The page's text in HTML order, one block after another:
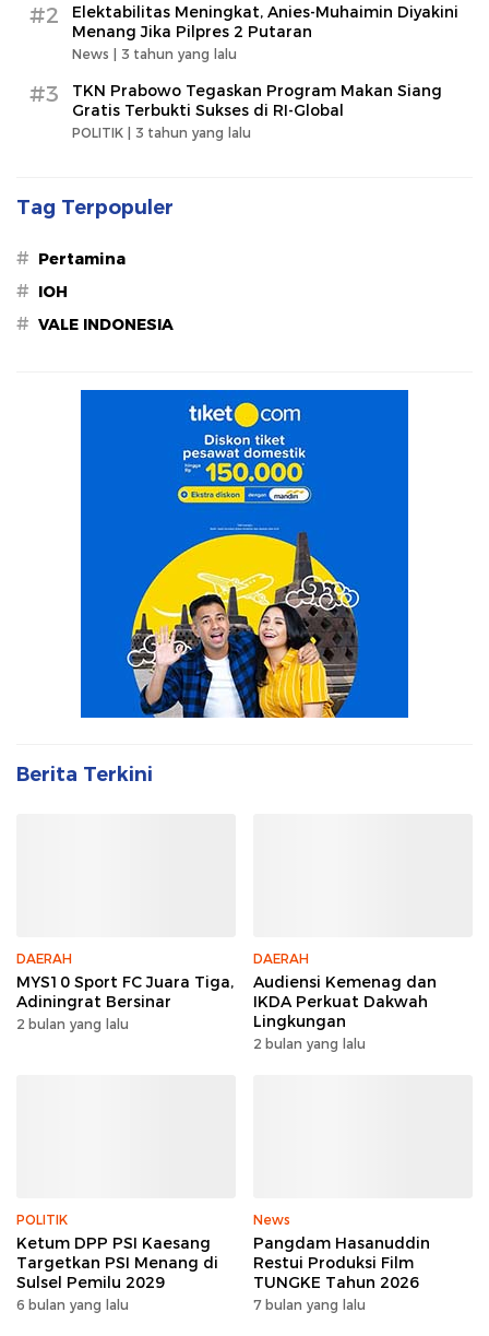
#2
Elektabilitas Meningkat, Anies-Muhaimin Diyakini
Menang Jika Pilpres 2 Putaran
News | 3 tahun yang lalu
#3
TKN Prabowo Tegaskan Program Makan Siang
Gratis Terbukti Sukses di RI-Global
POLITIK | 3 tahun yang lalu
Tag Terpopuler
# Pertamina
# IOH
# VALE INDONESIA
Berita Terkini
DAERAH
MYS10 Sport FC Juara Tiga,
Adiningrat Bersinar
2 bulan yang lalu
DAERAH
Audiensi Kemenag dan
IKDA Perkuat Dakwah
Lingkungan
2 bulan yang lalu
POLITIK
Ketum DPP PSI Kaesang
Targetkan PSI Menang di
Sulsel Pemilu 2029
6 bulan yang lalu
News
Pangdam Hasanuddin
Restui Produksi Film
TUNGKE Tahun 2026
7 bulan yang lalu